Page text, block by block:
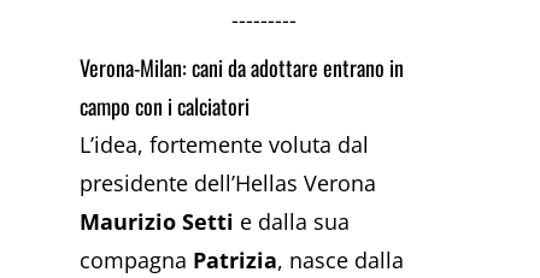
---------
Verona-Milan: cani da adottare entrano in
campo con i calciatori
L’idea, fortemente voluta dal
presidente dell’Hellas Verona
Maurizio Setti e dalla sua
compagna Patrizia, nasce dalla